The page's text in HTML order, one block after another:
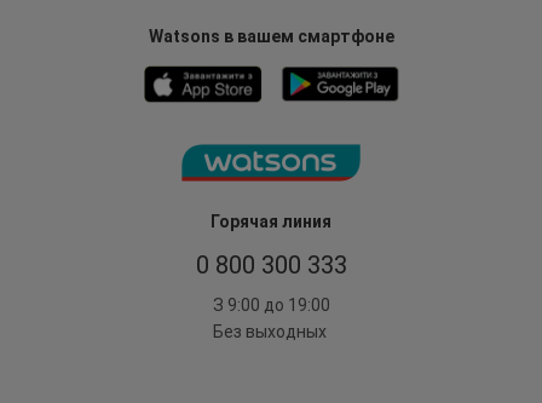
Горячая линия
0 800 300 333
З 9:00 до 19:00
Без выходных
Watsons в вашем смартфоне